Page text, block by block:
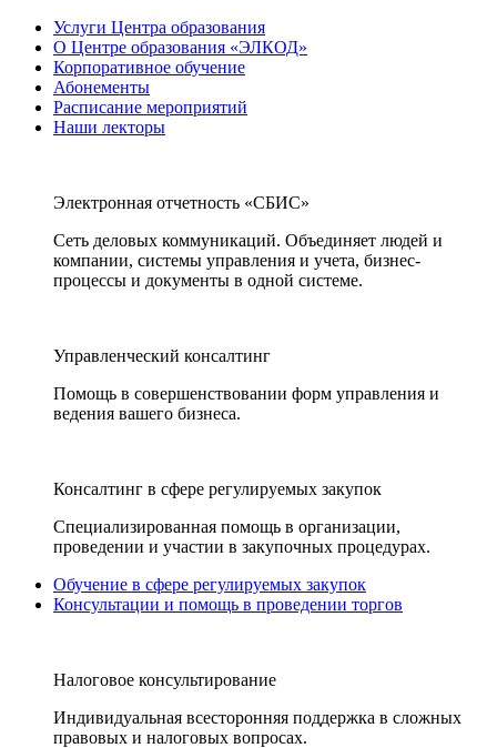
Услуги Центра образования
О Центре образования «ЭЛКОД»
Корпоративное обучение
Абонементы
Расписание мероприятий
Наши лекторы
Электронная отчетность «СБИС»
Сеть деловых коммуникаций. Объединяет людей и
компании, системы управления и учета, бизнес-
процессы и документы в одной системе.
Управленческий консалтинг
Помощь в совершенствовании форм управления и
ведения вашего бизнеса.
Консалтинг в сфере регулируемых закупок
Специализированная помощь в организации,
проведении и участии в закупочных процедурах.
Обучение в сфере регулируемых закупок
Консультации и помощь в проведении торгов
Налоговое консультирование
Индивидуальная всесторонняя поддержка в сложных
правовых и налоговых вопросах.